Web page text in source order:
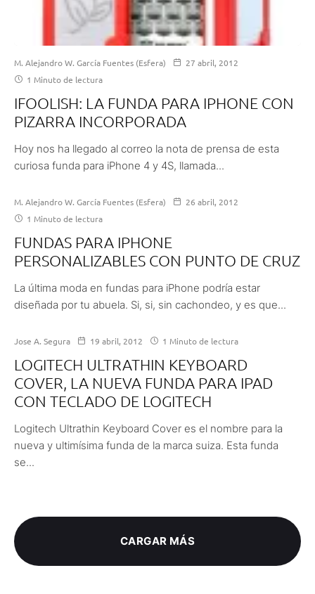
M. Alejandro W. García Fuentes (Esfera)
27 abril, 2012
1 Minuto de lectura
IFOOLISH: LA FUNDA PARA IPHONE CON
PIZARRA INCORPORADA
Hoy nos ha llegado al correo la nota de prensa de esta
curiosa funda para iPhone 4 y 4S, llamada...
M. Alejandro W. García Fuentes (Esfera)
26 abril, 2012
1 Minuto de lectura
FUNDAS PARA IPHONE
PERSONALIZABLES CON PUNTO DE CRUZ
La última moda en fundas para iPhone podría estar
diseñada por tu abuela. Si, si, sin cachondeo, y es que...
Jose A. Segura 19 abril, 2012 1 Minuto de lectura
LOGITECH ULTRATHIN KEYBOARD
COVER, LA NUEVA FUNDA PARA IPAD
CON TECLADO DE LOGITECH
Logitech Ultrathin Keyboard Cover es el nombre para la
nueva y ultimísima funda de la marca suiza. Esta funda
se...
CARGAR MÁS